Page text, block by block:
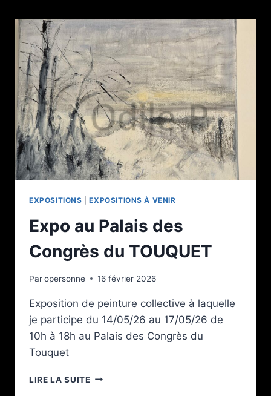
FLESSELLES
EXPOSITIONS |EXPOSITIONS À VENIR
Expo au Palais des
Congrès du TOUQUET
Paropersonne 16 février 2026
Exposition de peinture collective à laquelle
je participe du 14/05/26 au 17/05/26 de
10h à 18h au Palais des Congrès du
Touquet
LIRE LA SUITEEXPO